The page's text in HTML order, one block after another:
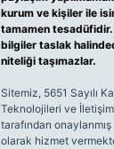
kurum ve kişiler ile
tamamen
bilgiler taslak
niteliği taşımazlar.
Sitemiz, 5651 Sayılı
Teknolojileri ve
tarafından onaylanmış
olarak hizmet